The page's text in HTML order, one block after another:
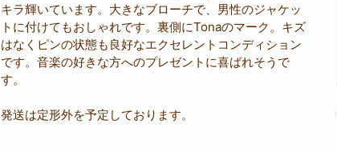
キラ輝いています。大きなブローチで、男性のジャケッ
トに付けてもおしゃれです。裏側にTonaのマーク。キズ
はなくピンの状態も良好なエクセレントコンディション
です。音楽の好きな方へのプレゼントに喜ばれそうで
す。
発送は定形外を予定しております。